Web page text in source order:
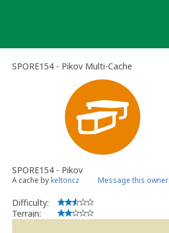
SPORE154 - Pikov Multi-Cache
SPORE154 - Pikov
A cache bykeltoncz Message this owner
Difficulty:
Terrain: